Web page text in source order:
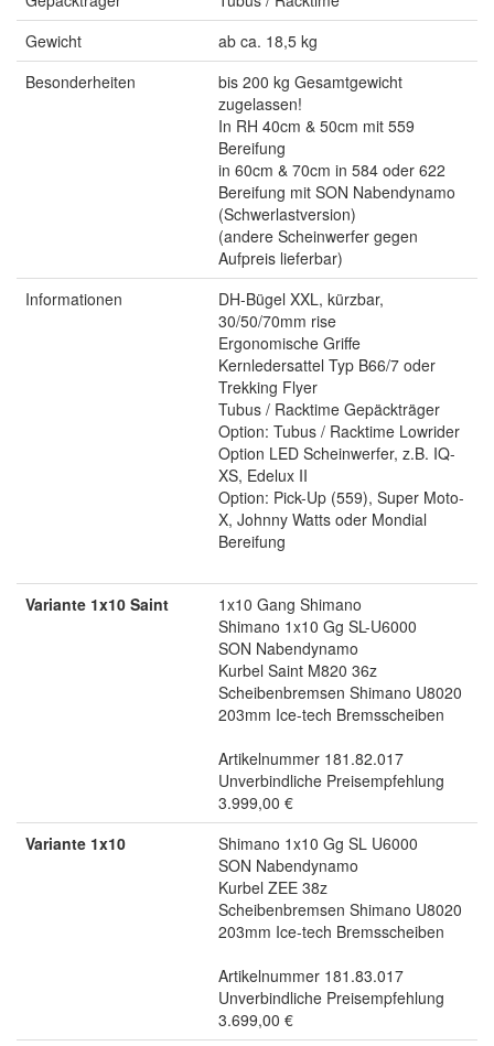
Gewicht
ab ca. 18,5 kg
Besonderheiten
bis 200 kg Gesamtgewicht
zugelassen!
In RH 40cm & 50cm mit 559
Bereifung
in 60cm & 70cm in 584 oder 622
Bereifung mit SON Nabendynamo
(Schwerlastversion)
(andere Scheinwerfer gegen
Aufpreis lieferbar)
Informationen
DH-Bügel XXL, kürzbar,
30/50/70mm rise
Ergonomische Griffe
Kernledersattel Typ B66/7 oder
Trekking Flyer
Tubus / Racktime Gepäckträger
Option: Tubus / Racktime Lowrider
Option LED Scheinwerfer, z.B. IQ-
XS, Edelux II
Option: Pick-Up (559), Super Moto-
X, Johnny Watts oder Mondial
Bereifung
Variante 1x10 Saint
1x10 Gang Shimano
Shimano 1x10 Gg SL-U6000
SON Nabendynamo
Kurbel Saint M820 36z
Scheibenbremsen Shimano U8020
203mm Ice-tech Bremsscheiben
Artikelnummer 181.82.017
Unverbindliche Preisempfehlung
3.999,00 €
Variante 1x10
Shimano 1x10 Gg SL U6000
SON Nabendynamo
Kurbel ZEE 38z
Scheibenbremsen Shimano U8020
203mm Ice-tech Bremsscheiben
Artikelnummer 181.83.017
Unverbindliche Preisempfehlung
3.699,00 €